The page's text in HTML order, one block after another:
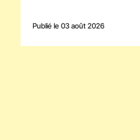
confiés à la protection
Publié le 03 août 2026